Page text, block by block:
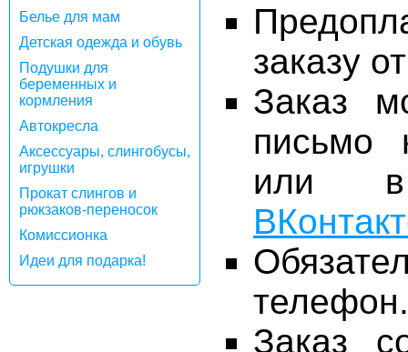
Белье для мам
Детская одежда и обувь
Подушки для
беременных и
кормления
Автокресла
Аксессуары, слингобусы,
игрушки
Прокат слингов и
рюкзаков-переносок
Комиссионка
Идеи для подарка!
заказу
Заказ
письмо
или в
телефон.
Заказ